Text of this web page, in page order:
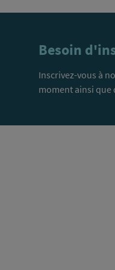
Besoin
Inscrivez-vous à
moment ainsi que